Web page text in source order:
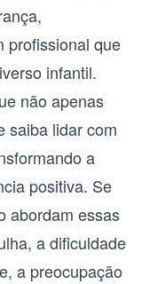
profissional que
infantil.
não apenas
saiba lidar com
a
positiva. Se
abordam essas
a dificuldade
a preocupação